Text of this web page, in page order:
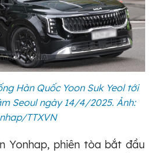
Hàn Quốc Yoon Suk Yeol tới
Seoul ngày 14/4/2025. Ảnh:
TTXVN
Yonhap, phiên tòa bắt đầu